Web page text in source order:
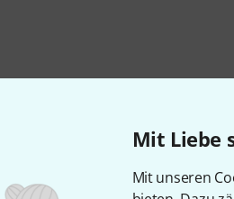
Mit Liebe
Mit unseren